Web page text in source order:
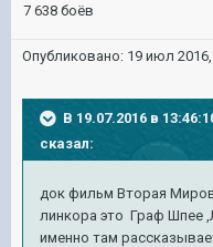
7 638 боёв
Опубликовано: 19 июл
В 19.07.2016 в
сказал:
док фильм Вторая
линкора это Граф Шпее
именно там